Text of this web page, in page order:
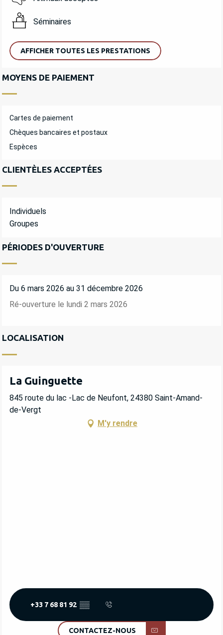
Séminaires
AFFICHER TOUTES LES PRESTATIONS
MOYENS DE PAIEMENT
Cartes de paiement
Chèques bancaires et postaux
Espèces
CLIENTÈLES ACCEPTÉES
Individuels
Groupes
PÉRIODES D'OUVERTURE
Du 6 mars 2026 au 31 décembre 2026
Ré-ouverture le lundi 2 mars 2026
LOCALISATION
La Guinguette
845 route du lac -Lac de Neufont, 24380 Saint-Amand-
de-Vergt
M'y rendre
+33 7 68 81 92 ▒▒
CONTACTEZ-NOUS